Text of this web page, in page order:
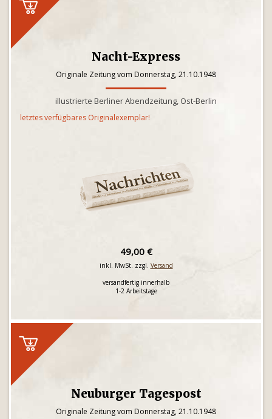
Nacht-Express
Originale Zeitung vom Donnerstag, 21.10.1948
illustrierte Berliner Abendzeitung, Ost-Berlin
letztes verfügbares Originalexemplar!
49,00 €
inkl. MwSt. zzgl. Versand
versandfertig innerhalb
1-2 Arbeitstage
Neuburger Tagespost
Originale Zeitung vom Donnerstag, 21.10.1948